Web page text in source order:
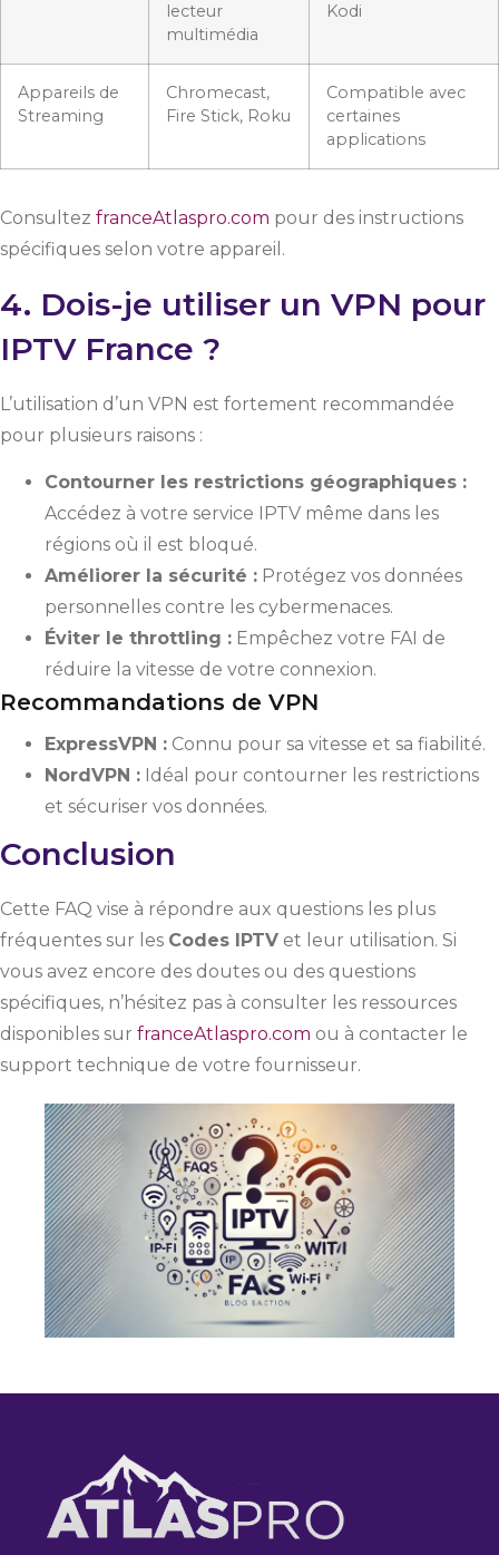
lecteur
multimédia
Kodi
Appareils de
Streaming
Chromecast,
Fire Stick, Roku
Compatible avec
certaines
applications
Consultez franceAtlaspro.com pour des instructions
spécifiques selon votre appareil.
4. Dois-je utiliser un VPN pour
IPTV France ?
L’utilisation d’un VPN est fortement recommandée
pour plusieurs raisons :
Contourner les restrictions géographiques :
Accédez à votre service IPTV même dans les
régions où il est bloqué.
Améliorer la sécurité : Protégez vos données
personnelles contre les cybermenaces.
Éviter le throttling : Empêchez votre FAI de
réduire la vitesse de votre connexion.
Recommandations de VPN
ExpressVPN : Connu pour sa vitesse et sa fiabilité.
NordVPN : Idéal pour contourner les restrictions
et sécuriser vos données.
Conclusion
Cette FAQ vise à répondre aux questions les plus
fréquentes sur les Codes IPTV et leur utilisation. Si
vous avez encore des doutes ou des questions
spécifiques, n’hésitez pas à consulter les ressources
disponibles sur franceAtlaspro.com ou à contacter le
support technique de votre fournisseur.